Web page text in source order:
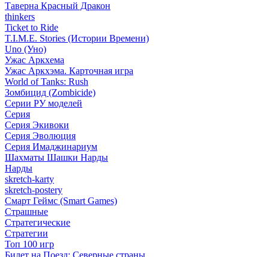
Таверна Красный Дракон
thinkers
Ticket to Ride
T.I.M.E. Stories (Истории Времени)
Uno (Уно)
Ужас Аркхема
Ужас Аркхэма. Карточная игра
World of Tanks: Rush
Зомбицид (Zombicide)
Серии РУ моделей
Серия
Серия Экивоки
Серия Эволюция
Серия Имаджинариум
Шахматы Шашки Нарды
Нарды
skretch-karty
skretch-postery
Смарт Геймс (Smart Games)
Страшные
Стратегические
Стратегии
Топ 100 игр
Билет на Поезд: Северные страны